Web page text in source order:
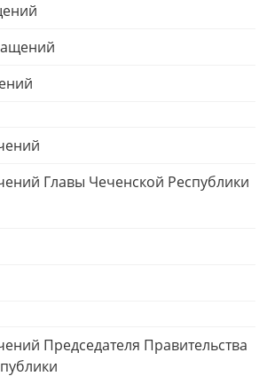
Главы Чеченской Республики
Председателя Правительства